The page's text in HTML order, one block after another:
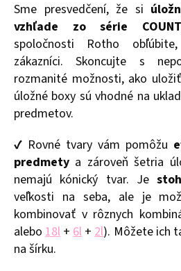
Sme presvedčení, že si
vzhľade zo série
spoločnosti Rotho
zákazníci. Skoncujte s
rozmanité možnosti, ako
úložné boxy sú vhodné na
predmetov.
✔ Rovné tvary vám pomôžu
predmety a zároveň šetria
nemajú kónický tvar. Je
veľkosti na seba, ale je
kombinovať v rôznych
alebo 18l +6l+2l). Môžete ich
na šírku.